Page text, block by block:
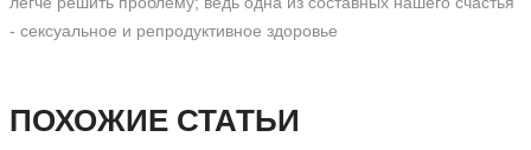
- сексуальное и репродуктивное здоровье
ПОХОЖИЕ СТАТЬИ